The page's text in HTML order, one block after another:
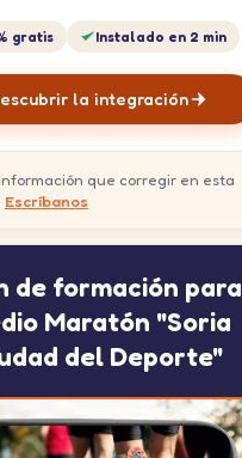
gratis Instalado en 2 min
la integración
que corregir en esta
Escríbanos
de formación para
Maratón "Soria
del Deporte"